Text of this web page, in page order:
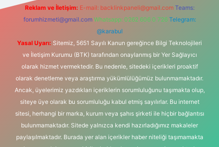
Reklam ve İletişim: E-mail: backlinkpaneli@gmail.com Teams:
forumhizmeti@gmail.com Whatsapp: 0262 606 0 726 Telegram:
@karabul
Yasal Uyarı: Sitemiz, 5651 Sayılı Kanun gereğince Bilgi Teknolojileri
ve İletişim Kurumu (BTK) tarafından onaylanmış bir Yer Sağlayıcı
olarak hizmet vermektedir. Bu nedenle, sitedeki içerikleri proaktif
olarak denetleme veya araştırma yükümlülüğümüz bulunmamaktadır.
Ancak, üyelerimiz yazdıkları içeriklerin sorumluluğunu taşımakta olup,
siteye üye olarak bu sorumluluğu kabul etmiş sayılırlar. Bu internet
sitesi, herhangi bir marka, kurum veya şahıs şirketi ile hiçbir bağlantısı
bulunmamaktadır. Sitede yalnızca kendi hazırladığımız makaleler
paylaşılmaktadır. Burada yer alan içerikler haber niteliği taşımamakta